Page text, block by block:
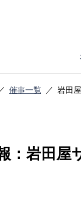
催事一覧 岩田
：岩田屋